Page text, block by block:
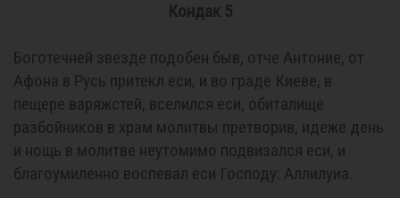
Кондак 5
Боготечней звезде подобен быв, отче Антоние, от
Афона в Русь притекл еси, и во граде Киеве, в
пещере варяжстей, вселился еси, обиталище
разбойников в храм молитвы претворив, идеже день
и нощь в молитве неутомимо подвизался еси, и
благоумиленно воспевал еси Господу: Аллилуиа.